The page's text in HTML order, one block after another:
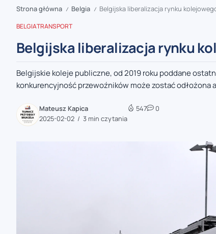
zaobserwuj nas
zaobserwuj nas
Strona główna / Belgia / Belgijska liberalizacja rynku
BELGIATRANSPORT
Belgijska liberalizacja rynku
Belgijskie koleje publiczne, od 2019 roku poddane
konkurencyjność przewoźników może zostać odłożona
Mateusz Kapica
2025-02-02
3 min czytania
547 0